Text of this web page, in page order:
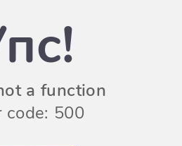
a function
code: 500